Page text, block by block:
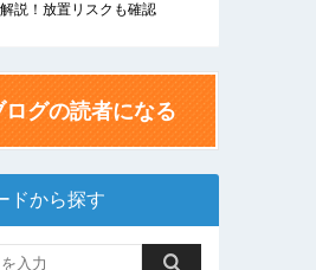
解説！放置リスクも確認
ログの読者になる
ドから探す